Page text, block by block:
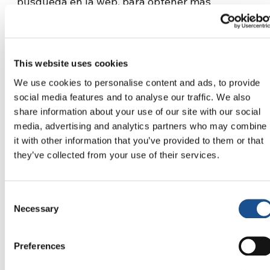
This website uses cookies
We use cookies to personalise content and ads, to provide
social media features and to analyse our traffic. We also
share information about your use of our site with our social
media, advertising and analytics partners who may combine
it with other information that you’ve provided to them or that
they’ve collected from your use of their services.
Selection
Necessary
Preferences
vida
El terremoto de Haití y los
misioneros de la Misión
Belém
, ha elegido su artículo publicado en
septiembre, que también contiene una clara
diseñadora libanesa. Este artículo, a través de